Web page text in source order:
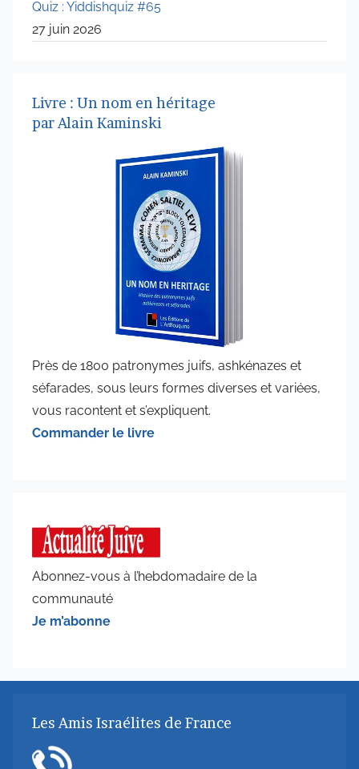
Quiz : Yiddishquiz #65
27 juin 2026
Livre : Un nom en héritage
par Alain Kaminski
Près de 1800 patronymes juifs, ashkénazes et
séfarades, sous leurs formes diverses et variées,
vous racontent et s’expliquent.
Commander le livre
Abonnez-vous à l’hebdomadaire de la
communauté
Je m’abonne
Les Amis Israélites de France